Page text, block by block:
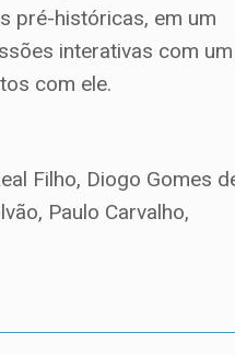
pré-históricas, em um
interativas com um
com ele.
Filho, Diogo Gomes
Paulo Carvalho,